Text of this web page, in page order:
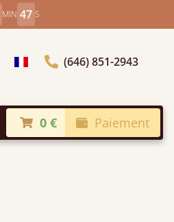
MIN 45 S
Choisir le pays(646) 851-2943
0 € Paiement